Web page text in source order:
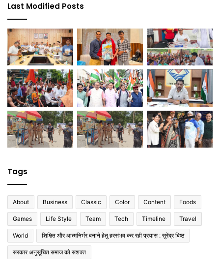
Last Modified Posts
Tags
About Business Classic Color Content Foods
Games Life Style Team Tech Timeline Travel
World शिक्षित और आत्मनिर्भर बनाने हेतु हरसंभव कर रही प्रयास : सुरेंद्र बिष्ठ
सरकार अनुसूचित समाज को सशक्त